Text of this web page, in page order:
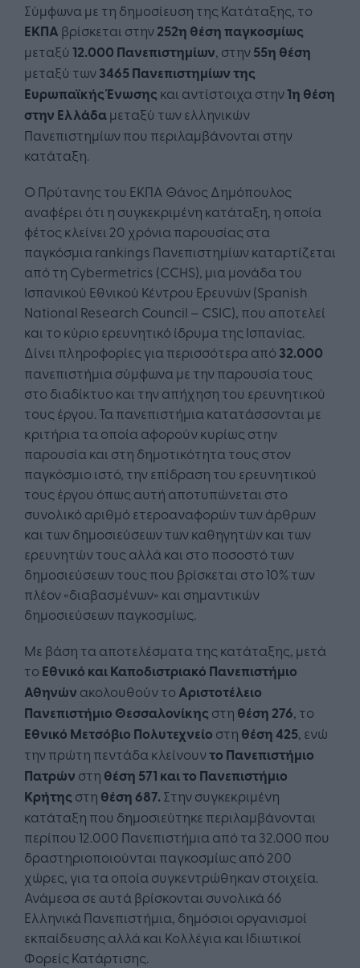
Σύμφωνα με τη δημοσίευση της Κατάταξης, το
ΕΚΠΑ βρίσκεται στην252η θέση παγκοσμίως
μεταξύ 12.000 Πανεπιστημίων, στην55η θέση
μεταξύ των3465 Πανεπιστημίων της
Ευρωπαϊκής Ένωσης και αντίστοιχα στην1η θέση
στην Ελλάδαμεταξύ των ελληνικών
Πανεπιστημίων που περιλαμβάνονται στην
κατάταξη.
Ο Πρύτανης του ΕΚΠΑ Θάνος Δημόπουλος
αναφέρει ότι η συγκεκριμένη κατάταξη, η οποία
φέτος κλείνει 20 χρόνια παρουσίας στα
παγκόσμια rankings Πανεπιστημίων καταρτίζεται
από τη Cybermetrics (CCHS), μια μονάδα του
Ισπανικού Εθνικού Κέντρου Ερευνών (Spanish
National Research Council – CSIC), που αποτελεί
και το κύριο ερευνητικό ίδρυμα της Ισπανίας.
Δίνει πληροφορίες για περισσότερα από 32.000
πανεπιστήμια σύμφωνα με την παρουσία τους
στο διαδίκτυο και την απήχηση του ερευνητικού
τους έργου. Τα πανεπιστήμια κατατάσσονται με
κριτήρια τα οποία αφορούν κυρίως στην
παρουσία και στη δημοτικότητα τους στον
παγκόσμιο ιστό, την επίδραση του ερευνητικού
τους έργου όπως αυτή αποτυπώνεται στο
συνολικό αριθμό ετεροαναφορών των άρθρων
και των δημοσιεύσεων των καθηγητών και των
ερευνητών τους αλλά και στο ποσοστό των
δημοσιεύσεων τους που βρίσκεται στο 10% των
πλέον «διαβασμένων» και σημαντικών
δημοσιεύσεων παγκοσμίως.
Με βάση τα αποτελέσματα της κατάταξης, μετά
το Εθνικό και Καποδιστριακό Πανεπιστήμιο
Αθηνών ακολουθούν το Αριστοτέλειο
Πανεπιστήμιο Θεσσαλονίκης στη θέση 276, το
Εθνικό Μετσόβιο Πολυτεχνείο στη θέση 425, ενώ
την πρώτη πεντάδα κλείνουντο Πανεπιστήμιο
Πατρών στη θέση 571 και το Πανεπιστήμιο
Κρήτης στη θέση 687.Στην συγκεκριμένη
κατάταξη που δημοσιεύτηκε περιλαμβάνονται
περίπου 12.000 Πανεπιστήμια από τα 32.000 που
δραστηριοποιούνται παγκοσμίως από 200
χώρες, για τα οποία συγκεντρώθηκαν στοιχεία.
Ανάμεσα σε αυτά βρίσκονται συνολικά 66
Ελληνικά Πανεπιστήμια, δημόσιοι οργανισμοί
εκπαίδευσης αλλά και Κολλέγια και Ιδιωτικοί
Φορείς Κατάρτισης.